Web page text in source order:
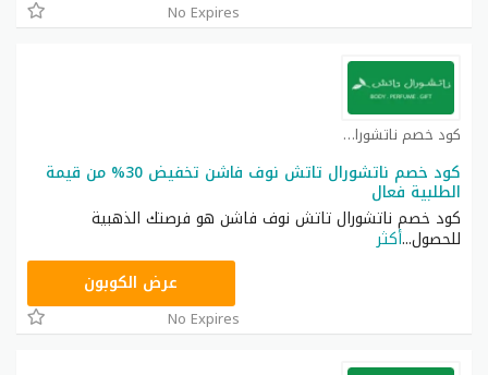
No Expires
كود خصم ناتشورال كوبون
كود خصم ناتشورال تاتش نوف فاشن تخفيض 30% من قيمة
الطلبية فعال
كود خصم ناتشورال تاتش نوف فاشن هو فرصتك الذهبية
للحصول...أكثر
عرض الكوبون
No Expires